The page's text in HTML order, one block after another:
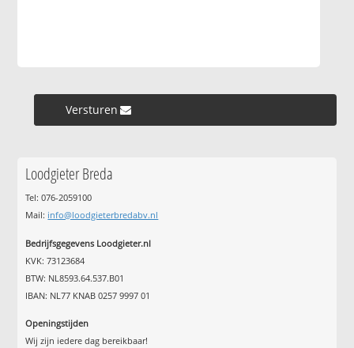
Versturen »
Loodgieter Breda
Tel: 076-2059100
Mail: info@loodgieterbredabv.nl
Bedrijfsgegevens Loodgieter.nl
KVK: 73123684
BTW: NL8593.64.537.B01
IBAN: NL77 KNAB 0257 9997 01
Openingstijden
Wij zijn iedere dag bereikbaar!